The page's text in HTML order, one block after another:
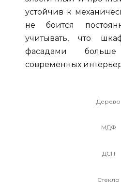
устойчив к
не боится
учитывать, что
фасадами
современных
Дерево
МДФ
ДСП
Стекло